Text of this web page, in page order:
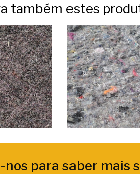
também estes
para saber mais